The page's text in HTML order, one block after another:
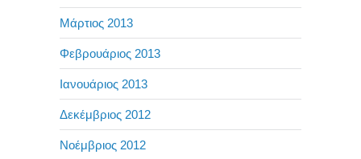
Μάρτιος 2013
Φεβρουάριος 2013
Ιανουάριος 2013
Δεκέμβριος 2012
Νοέμβριος 2012